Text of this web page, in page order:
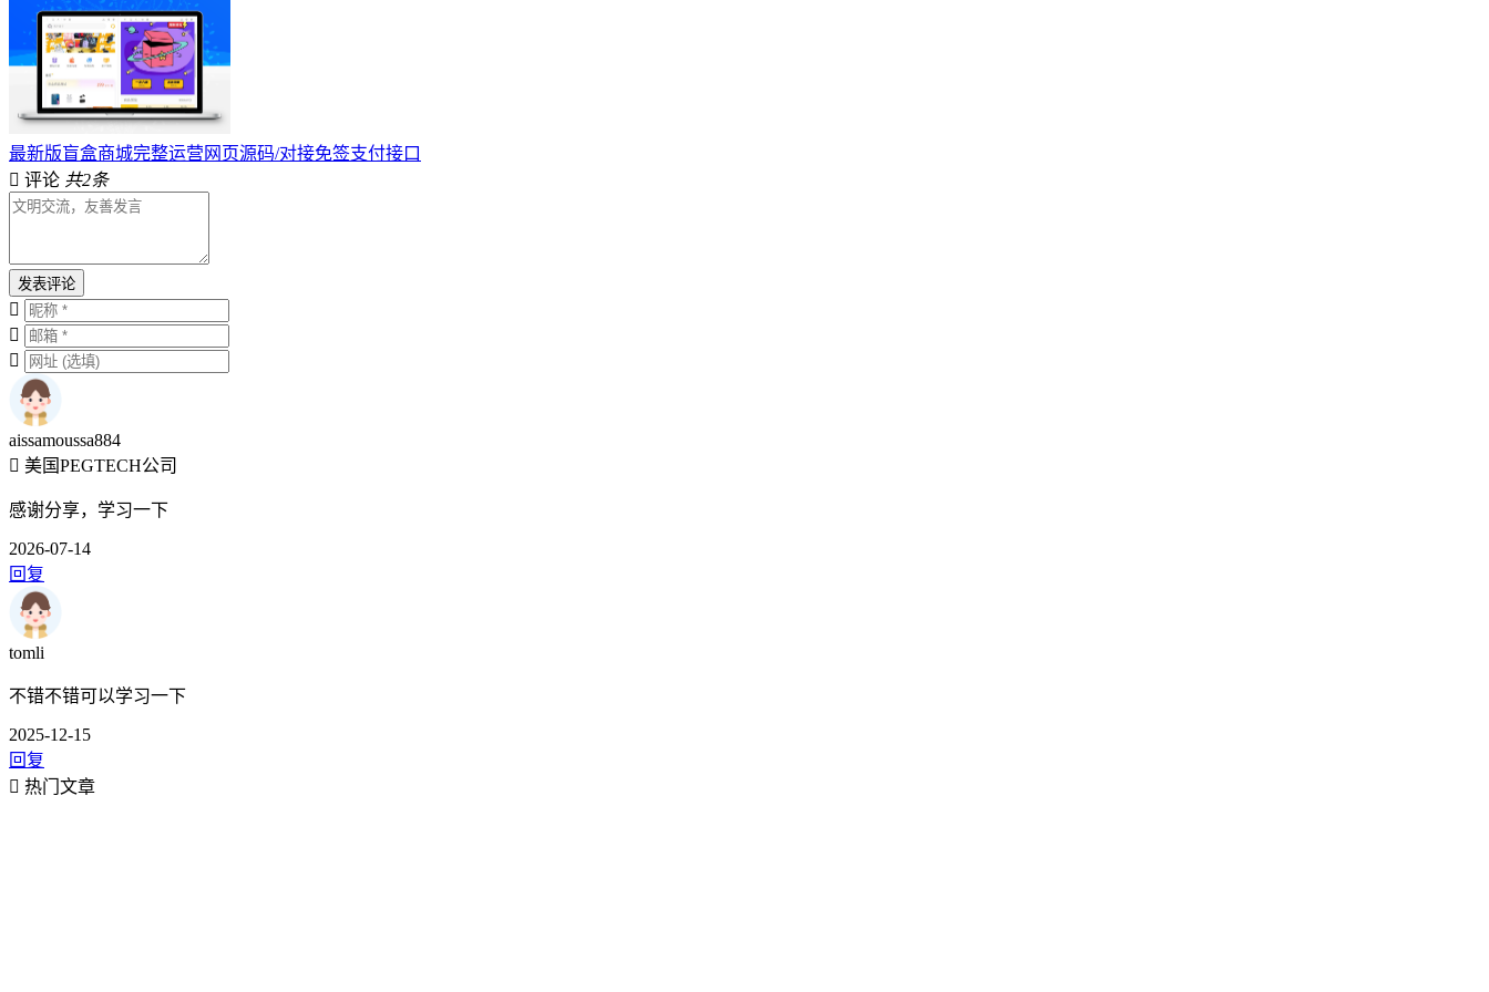
最新版盲盒商城完整运营网页源码/对接免签支付接口
评论 共2条
发表评论
aissamoussa884
美国PEGTECH公司
感谢分享，学习一下
2026-07-14
回复
tomli
不错不错可以学习一下
2025-12-15
回复
热门文章